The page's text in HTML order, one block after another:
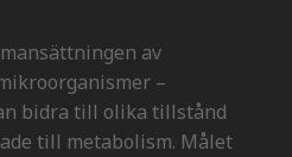
av
–
bidra till olika tillstånd
till metabolism. Målet